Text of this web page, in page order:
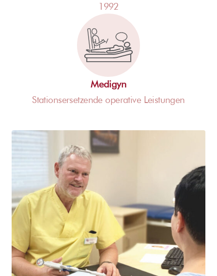
1992
Medigyn
Stationsersetzende operative Leistungen